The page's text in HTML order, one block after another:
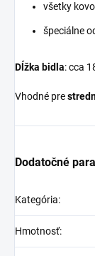
všetky
špeciálne
Dĺžka bidla: cca
Vhodné pre
Dodatočné
Kategória:
Hmotnosť: